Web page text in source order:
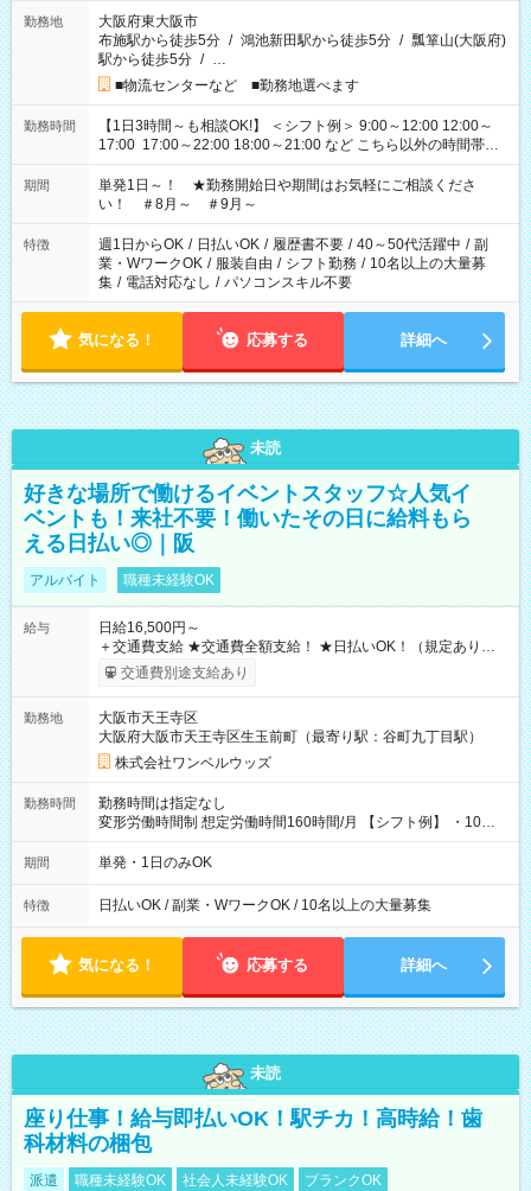
勤務地
大阪府東大阪市
布施駅から徒歩5分 / 鴻池新田駅から徒歩5分 / 瓢箪山(大阪府)
駅から徒歩5分 / …
■物流センターなど ■勤務地選べます
勤務時間
【1日3時間～も相談OK!】 ＜シフト例＞ 9:00～12:00 12:00～
17:00 17:00～22:00 18:00～21:00 など こちら以外の時間帯も
お気軽にご相談ください！
期間
単発1日～！ ★勤務開始日や期間はお気軽にご相談くださ
い！ ＃8月～ ＃9月～
特徴 週1日からOK / 日払いOK / 履歴書不要 / 40～50代活躍中 / 副
業・WワークOK / 服装自由 / シフト勤務 / 10名以上の大量募
集 / 電話対応なし / パソコンスキル不要
気になる！ 応募する 詳細へ
未読
好きな場所で働けるイベントスタッフ☆人気イ
ベントも！来社不要！働いたその日に給料もら
える日払い◎｜阪
アルバイト 職種未経験OK
給与
日給16,500円～
＋交通費支給 ★交通費全額支給！ ★日払いOK！（規定あり） ┗
働いたその日に現金GET♪ お仕事後はコンビニATMから 日払
交通費別途支給あり
勤務地
大阪市天王寺区
大阪府大阪市天王寺区生玉前町（最寄り駅：谷町九丁目駅）
株式会社ワンベルウッズ
勤務時間
勤務時間は指定なし
変形労働時間制 想定労働時間160時間/月 【シフト例】 ・10：
00～20：00
期間 単発・1日のみOK
特徴 日払いOK / 副業・WワークOK / 10名以上の大量募集
気になる！ 応募する 詳細へ
未読
座り仕事！給与即払いOK！駅チカ！高時給！歯
科材料の梱包
派遣 職種未経験OK 社会人未経験OK ブランクOK